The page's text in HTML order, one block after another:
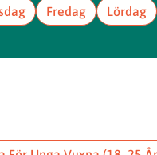
Fredag Lördag